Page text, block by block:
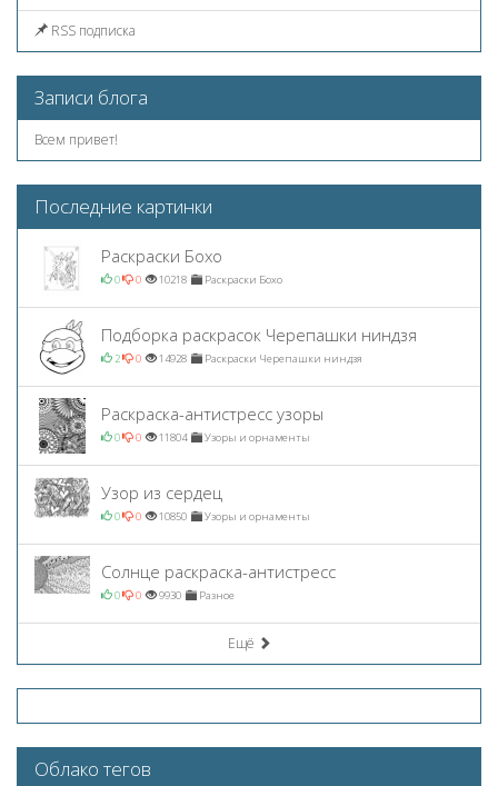
RSS подписка
Записи блога
Всем привет!
Последние картинки
Раскраски Бохо
0 0 10218 Раскраски Бохо
Подборка раскрасок Черепашки ниндзя
2 0 14928 Раскраски Черепашки ниндзя
Раскраска-антистресс узоры
0 0 11804 Узоры и орнаменты
Узор из сердец
0 0 10850 Узоры и орнаменты
Солнце раскраска-антистресс
0 0 9930 Разное
Ещё
Облако тегов